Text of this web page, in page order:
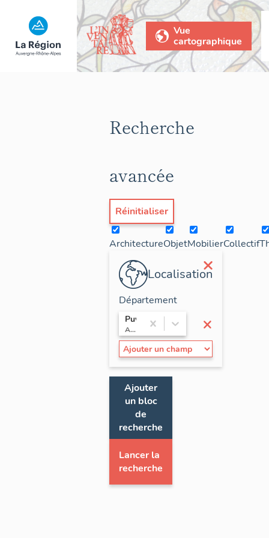
Vue
cartographique
Recherche
avancée
Réinitialiser
ArchitectureObjetMobilierCollectif
×
Localisation
×
Département
Puy-de-Dôme
Auvergne
Ajouter
un bloc
de
recherche
Lancer la
recherche